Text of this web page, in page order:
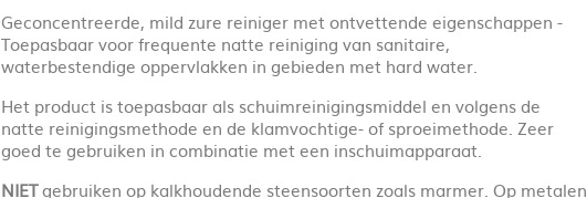
Geconcentreerde, mild zure reiniger met ontvettende eigenschappen -
Toepasbaar voor frequente natte reiniging van sanitaire,
waterbestendige oppervlakken in gebieden met hard water.
Het product is toepasbaar als schuimreinigingsmiddel en volgens de
natte reinigingsmethode en de klamvochtige- of sproeimethode. Zeer
goed te gebruiken in combinatie met een inschuimapparaat.
NIETgebruiken op kalkhoudende steensoorten zoals marmer. Op metalen